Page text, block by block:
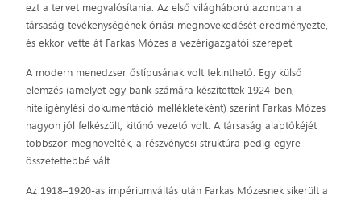
ezt a tervet megvalósítania. Az első világháború azonban a
társaság tevékenységének óriási megnövekedését eredményezte,
és ekkor vette át Farkas Mózes a vezérigazgatói szerepet.
A modern menedzser őstípusának volt tekinthető. Egy külső
elemzés (amelyet egy bank számára készítettek 1924-ben,
hiteligénylési dokumentáció mellékleteként) szerint Farkas Mózes
nagyon jól felkészült, kitűnő vezető volt. A társaság alaptőkéjét
többször megnövelték, a részvényesi struktúra pedig egyre
összetettebbé vált.
Az 1918–1920-as impériumváltás után Farkas Mózesnek sikerült a